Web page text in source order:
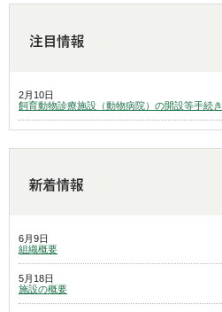
2月10日
飼育動物診療施設（動物病院）の開設等手続き
6月9日
組織概要
5月18日
施設の概要